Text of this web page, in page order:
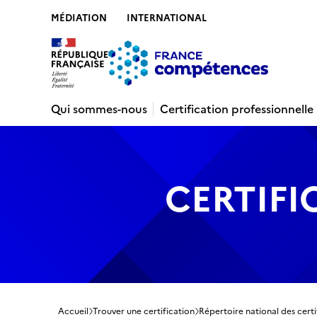
MÉDIATION INTERNATIONAL
Qui sommes-nous
Certification professionnelle
Accueil Trouver une certification Répertoire national des